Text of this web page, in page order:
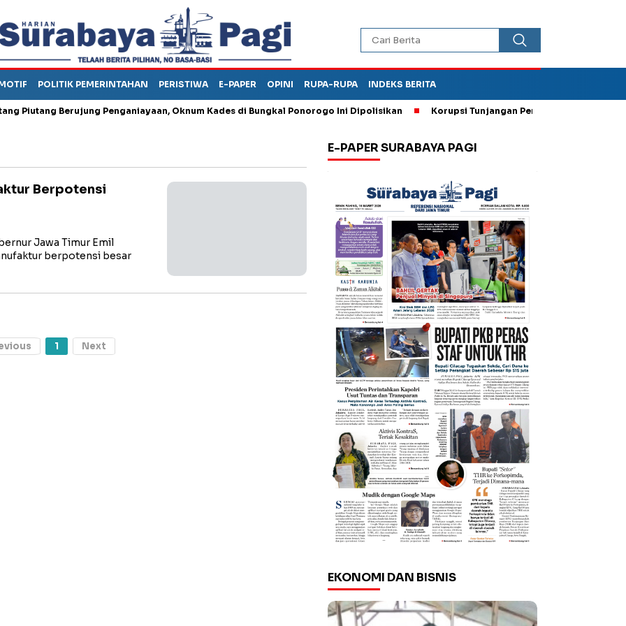
POLITIK PEMERINTAHAN PERISTIWA E-PAPER OPINI RUPA-RUPA INDEKS BERITA
Berujung Penganiayaan, Oknum Kades di Bungkal Ponorogo Ini Dipolisikan Korupsi Tunjangan Perumahan DPRD
Berpotensi
Jawa Timur Emil
berpotensi besar
1 Next
E-PAPER SURABAYA PAGI
EKONOMI DAN BISNIS